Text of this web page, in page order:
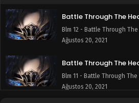
Battle Through The
Blm 12 - Battle Through
Ağustos 20, 2021
Battle Through The
Blm 11 - Battle Through
Ağustos 20, 2021